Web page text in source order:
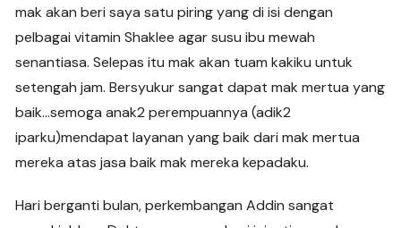
mak akan beri saya satu piring yang di isi dengan
pelbagai vitamin Shaklee agar susu ibu mewah
senantiasa. Selepas itu mak akan tuam kakiku untuk
setengah jam. Bersyukur sangat dapat mak mertua yang
baik…semoga anak2 perempuannya (adik2
iparku)mendapat layanan yang baik dari mak mertua
mereka atas jasa baik mak mereka kepadaku.
Hari berganti bulan, perkembangan Addin sangat